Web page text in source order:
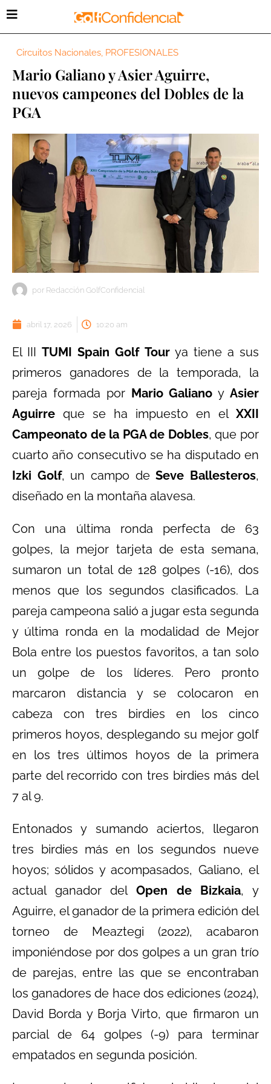
Circuitos Nacionales, PROFESIONALES
Mario Galiano y Asier Aguirre,
nuevos campeones del Dobles de la
PGA
por Redacción GolfConfidencial
abril 17, 2026 10:20 am
El IIITUMI Spain Golf Tourya tiene a sus
primeros ganadores de la temporada, la
pareja formada por Mario Galiano yAsier
Aguirre que se ha impuesto en el XXII
Campeonato de la PGA de Dobles, que por
cuarto año consecutivo se ha disputado en
Izki Golf, un campo deSeve Ballesteros,
diseñado en la montaña alavesa.
Con una última ronda perfecta de 63
golpes, la mejor tarjeta de esta semana,
sumaron un total de 128 golpes (-16), dos
menos que los segundos clasificados. La
pareja campeona salió a jugar esta segunda
y última ronda en la modalidad de Mejor
Bola entre los puestos favoritos, a tan solo
un golpe de los líderes. Pero pronto
marcaron distancia y se colocaron en
cabeza con tres birdies en los cinco
primeros hoyos, desplegando su mejor golf
en los tres últimos hoyos de la primera
parte del recorrido con tres birdies más del
7 al 9.
Entonados y sumando aciertos, llegaron
tres birdies más en los segundos nueve
hoyos; sólidos y acompasados, Galiano, el
actual ganador del Open de Bizkaia, y
Aguirre, el ganador de la primera edición del
torneo de Meaztegi (2022), acabaron
imponiéndose por dos golpes a un gran trío
de parejas, entre las que se encontraban
los ganadores de hace dos ediciones (2024),
David Borda y Borja Virto, que firmaron un
parcial de 64 golpes (-9) para terminar
empatados en segunda posición.